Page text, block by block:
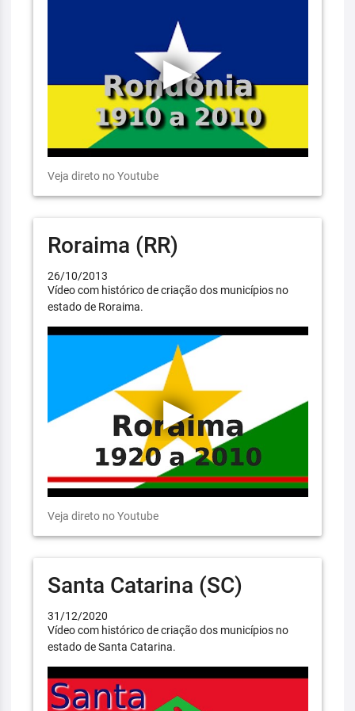
Veja direto no Youtube
Roraima (RR)
26/10/2013
Vídeo com histórico de criação dos municípios no
estado de Roraima.
Veja direto no Youtube
Santa Catarina (SC)
31/12/2020
Vídeo com histórico de criação dos municípios no
estado de Santa Catarina.